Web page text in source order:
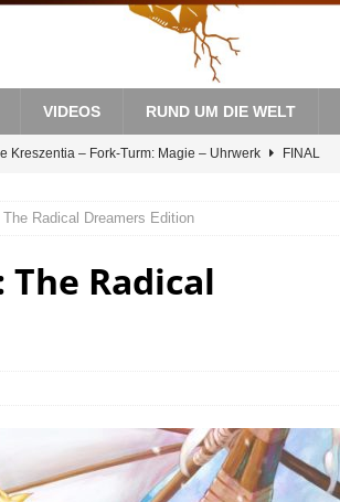
VIDEOS RUND UM DIE WELT
Kreszentia – Fork-Turm: Magie – Uhrwerk FINAL
Kreszentia – Fork-Turm: Magie – Boss 2: Schwerttänzer
Kreszentia – Fork-Turm: Magie – Boss 4: Index (Normal)
Radical Dreamers Edition
The Radical